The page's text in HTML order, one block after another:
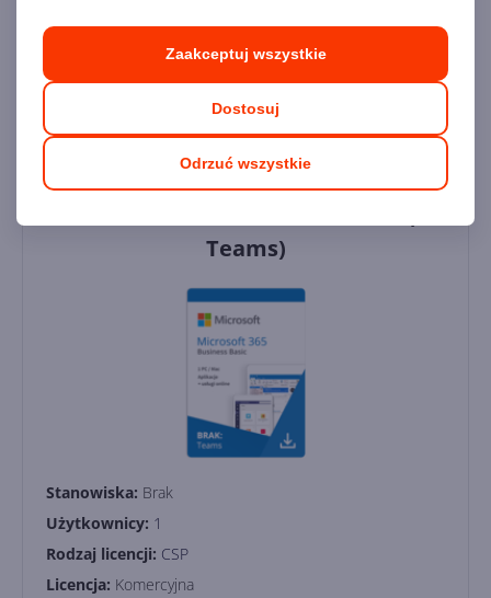
Odrzuć wszystkie
Dostosuj
Zaakceptuj wszystkie
Dodaj do koszyka
Dodaj do porównania
Teams)
Stanowiska: Brak
Użytkownicy: 1
Rodzaj licencji: CSP
Licencja: Komercyjna